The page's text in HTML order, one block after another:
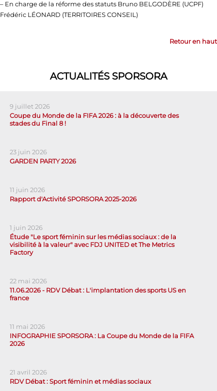
– En charge de la réforme des statuts Bruno BELGODÈRE (UCPF)
Frédéric LÉONARD (TERRITOIRES CONSEIL)
Retour en haut
ACTUALITÉS SPORSORA
9 juillet 2026
Coupe du Monde de la FIFA 2026 : à la découverte des
stades du Final 8 !
23 juin 2026
GARDEN PARTY 2026
11 juin 2026
Rapport d'Activité SPORSORA 2025-2026
1 juin 2026
Étude "Le sport féminin sur les médias sociaux : de la
visibilité à la valeur" avec FDJ UNITED et The Metrics
Factory
22 mai 2026
11.06.2026 - RDV Débat : L'implantation des sports US en
france
11 mai 2026
INFOGRAPHIE SPORSORA : La Coupe du Monde de la FIFA
2026
21 avril 2026
RDV Débat : Sport féminin et médias sociaux